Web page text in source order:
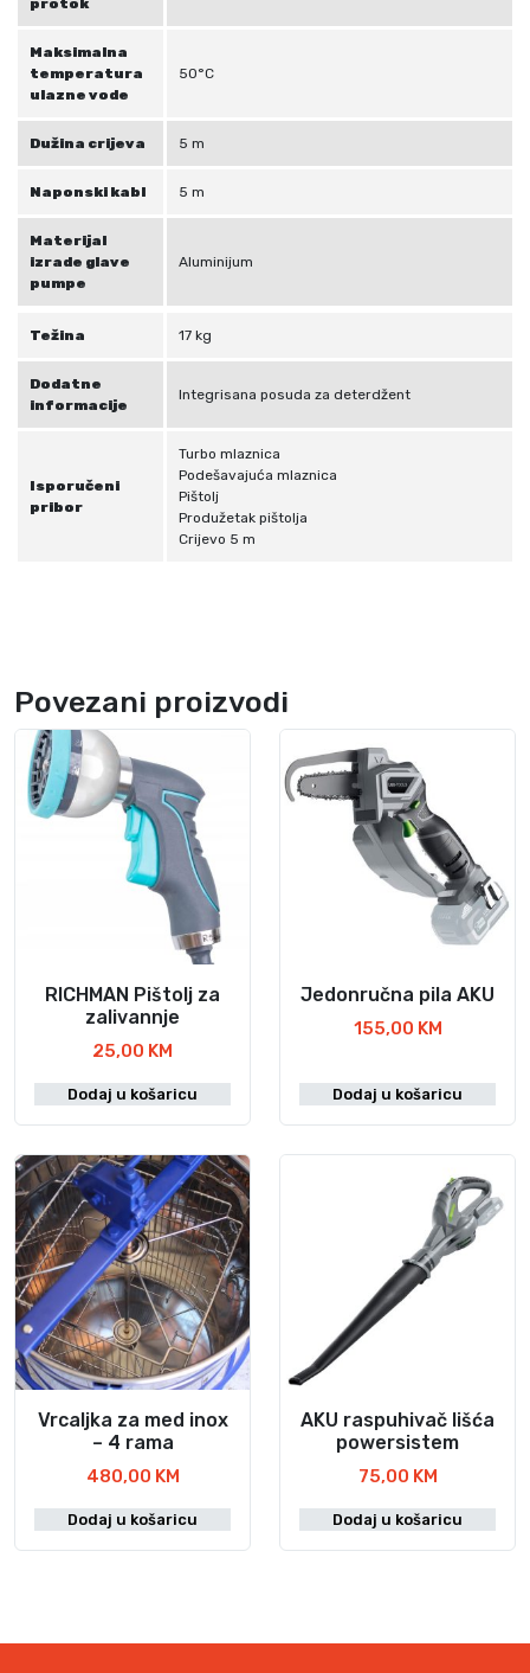
protok
Maksimalna
temperatura
ulazne vode
50°C
Dužina crijeva 5 m
Naponski kabl 5 m
Materijal
izrade glave
pumpe
Aluminijum
Težina 17 kg
Dodatne
informacije
Integrisana posuda za deterdžent
Isporučeni
pribor
Turbo mlaznica
Podešavajuća mlaznica
Pištolj
Produžetak pištolja
Crijevo 5 m
Povezani proizvodi
RICHMAN Pištolj za
zalivannje
25,00 KM
Dodaj u košaricu
Jedonručna pila AKU
155,00 KM
Dodaj u košaricu
Vrcaljka za med inox
– 4 rama
480,00 KM
Dodaj u košaricu
AKU raspuhivač lišća
powersistem
75,00 KM
Dodaj u košaricu